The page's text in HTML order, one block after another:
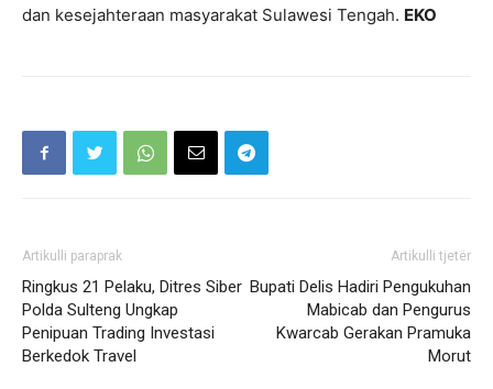
dan kesejahteraan masyarakat Sulawesi Tengah. EKO
Artikulli paraprak
Ringkus 21 Pelaku, Ditres Siber
Polda Sulteng Ungkap
Penipuan Trading Investasi
Berkedok Travel
Artikulli tjetër
Bupati Delis Hadiri Pengukuhan
Mabicab dan Pengurus
Kwarcab Gerakan Pramuka
Morut